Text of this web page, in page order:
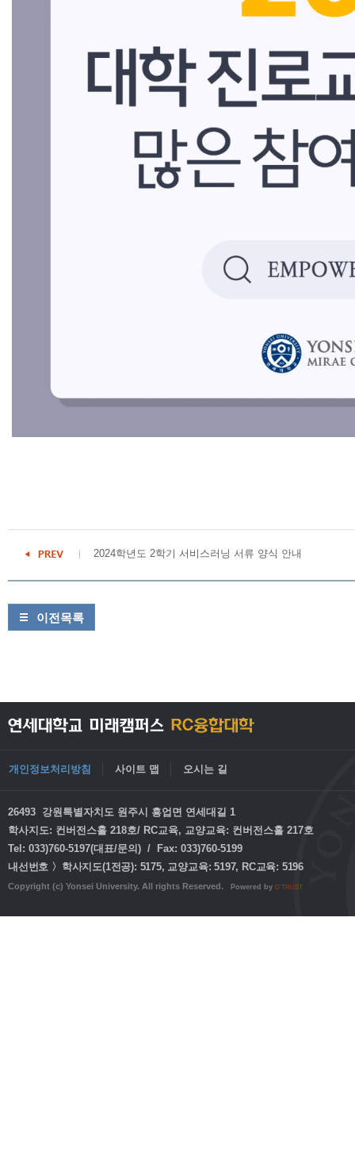
2024학년도 2학기 서비스러닝 서류 양식 안내
이전목록
개인정보처리방침 사이트 맵 오시는 길
26493 강원특별자치도 원주시 흥업면 연세대길 1
학사지도: 컨버전스홀 218호/ RC교육, 교양교육: 컨버전스홀 217호
Tel: 033)760-5197(대표/문의) / Fax: 033)760-5199
내선번호 〉학사지도(1전공): 5175, 교양교육: 5197, RC교육: 5196
Copyright (c) Yonsei University. All rights Reserved. Powered by D'TRUST